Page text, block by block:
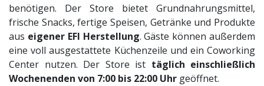
benötigen. Der Store bietet Grundnahrungsmittel,
frische Snacks, fertige Speisen, Getränke und Produkte
aus eigener EFI Herstellung. Gäste können außerdem
eine voll ausgestattete Küchenzeile und ein Coworking
Center nutzen. Der Store ist täglich einschließlich
Wochenenden von 7:00 bis 22:00 Uhr geöffnet.